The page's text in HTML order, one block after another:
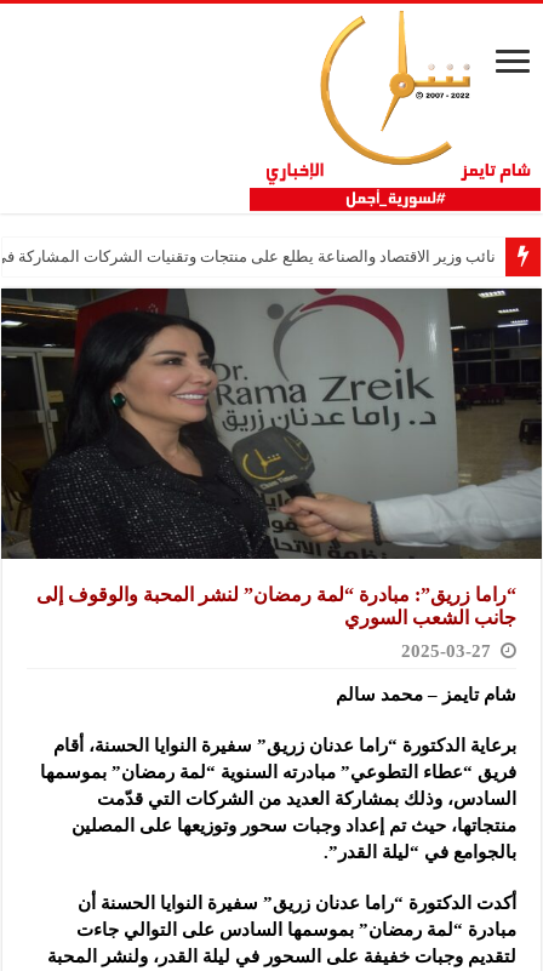
نائب وزير الاقتصاد والصناعة يطلع على منتجات وتقنيات الشركات المشاركة في
“راما زريق”: مبادرة “لمة رمضان” لنشر المحبة والوقوف إلى
جانب الشعب السوري
2025-03-27
شام تايمز – محمد سالم
برعاية الدكتورة “راما عدنان زريق” سفيرة النوايا الحسنة، أقام
فريق “عطاء التطوعي” مبادرته السنوية “لمة رمضان” بموسمها
السادس، وذلك بمشاركة العديد من الشركات التي قدّمت
منتجاتها، حيث تم إعداد وجبات سحور وتوزيعها على المصلين
بالجوامع في “ليلة القدر”.
أكدت الدكتورة “راما عدنان زريق” سفيرة النوايا الحسنة أن
مبادرة “لمة رمضان” بموسمها السادس على التوالي جاءت
لتقديم وجبات خفيفة على السحور في ليلة القدر، ولنشر المحبة